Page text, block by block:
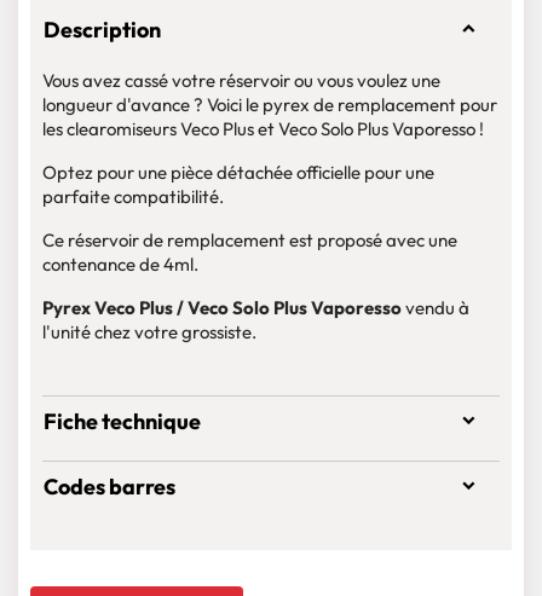
Description
Vous avez cassé votre réservoir ou vous voulez une
longueur d'avance ? Voici le pyrex de remplacement pour
les clearomiseurs Veco Plus et Veco Solo Plus Vaporesso !
Optez pour une pièce détachée officielle pour une
parfaite compatibilité.
Ce réservoir de remplacement est proposé avec une
contenance de 4ml.
Pyrex Veco Plus / Veco Solo Plus Vaporessovendu à
l'unité chez votre grossiste.
Fiche technique
Codes barres